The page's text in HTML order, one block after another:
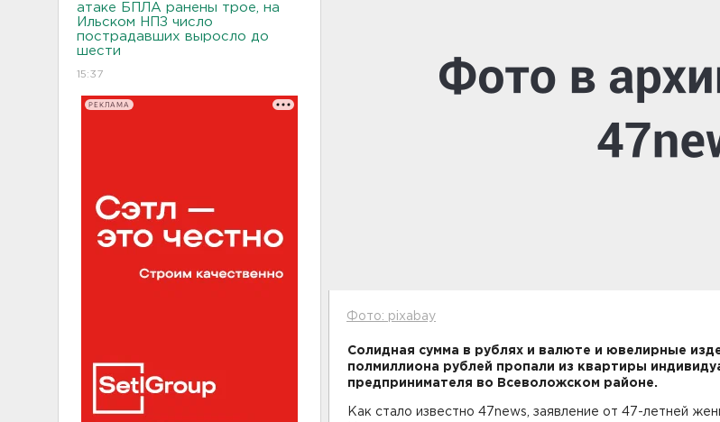
атаке БПЛА ранены трое, на
Ильском НПЗ число
пострадавших выросло до
шести
15:37
РЕКЛАМА
Фото: pixabay
Солидная сумма в рублях и валюте и ювелирные
полмиллиона рублей пропали из квартиры
предпринимателя во Всеволожском районе.
Как стало известно 47news, заявление от 47-летней